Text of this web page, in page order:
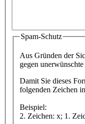
Spam-Schutz
Aus Gründen der
gegen
Damit Sie dieses
folgenden Zeichen
Beispiel:
2. Zeichen: x; 1.